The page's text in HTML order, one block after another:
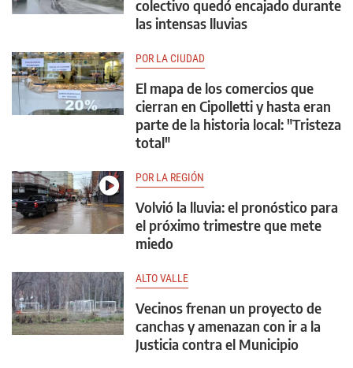
colectivo quedó encajado durante
las intensas lluvias
POR LA CIUDAD
El mapa de los comercios que
cierran en Cipolletti y hasta eran
parte de la historia local: "Tristeza
total"
POR LA REGIÓN
Volvió la lluvia: el pronóstico para
el próximo trimestre que mete
miedo
ALTO VALLE
Vecinos frenan un proyecto de
canchas y amenazan con ir a la
Justicia contra el Municipio